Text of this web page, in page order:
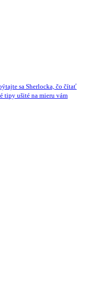
sa Sherlocka, čo čítať
tipy ušité na mieru vám